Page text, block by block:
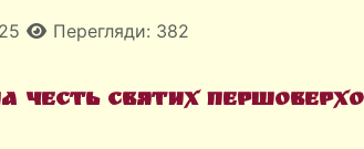
Перегляди: 382
Святих